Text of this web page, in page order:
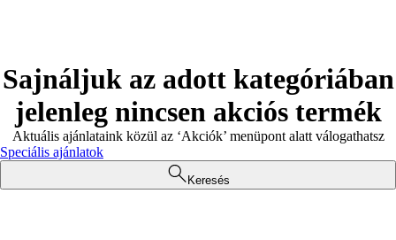
Sajnáljuk az adott kategóriában
jelenleg nincsen akciós termék
Aktuális ajánlataink közül az ‘Akciók’ menüpont alatt válogathatsz
Speciális ajánlatok
Keresés